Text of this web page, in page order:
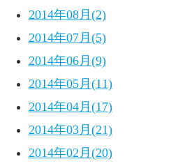
2014年08月(2)
2014年07月(5)
2014年06月(9)
2014年05月(11)
2014年04月(17)
2014年03月(21)
2014年02月(20)